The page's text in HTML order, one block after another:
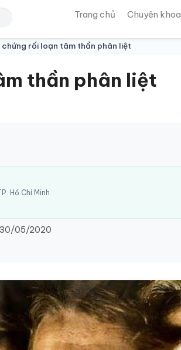
Trang chủ Chuyên khoa
chứng rối loạn tâm thần phân liệt
thần phân liệt
Hồ Chí Minh
30/05/2020